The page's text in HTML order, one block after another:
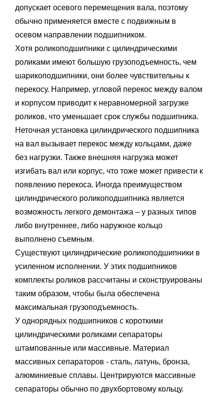
допускает осевого перемещения вала, поэтому
обычно применяется вместе с подвижным в
осевом направлении подшипником.
Хотя роликоподшипники с цилиндрическими
роликами имеют большую грузоподъемность, чем
шарикоподшипники, они более чувствительны к
перекосу. Например, угловой перекос между валом
и корпусом приводит к неравномерной загрузке
роликов, что уменьшает срок службы подшипника.
Неточная установка цилиндрического подшипника
на вал вызывает перекос между кольцами, даже
без нагрузки. Также внешняя нагрузка может
изгибать вал или корпус, что тоже может привести к
появлению перекоса. Иногда преимуществом
цилиндрического роликоподшипника является
возможность легкого демонтажа – у разных типов
либо внутреннее, либо наружное кольцо
выполнено съемным.
Существуют цилиндрические роликоподшипники в
усиленном исполнении. У этих подшипников
комплекты роликов рассчитаны и сконструированы
таким образом, чтобы была обеспечена
максимальная грузоподъемность.
У однорядных подшипников с короткими
цилиндрическими роликами сепараторы
штампованные или массивные. Материал
массивных сепараторов - сталь, латунь, бронза,
алюминиевые сплавы. Центрируются массивные
сепараторы обычно по двухбортовому кольцу.